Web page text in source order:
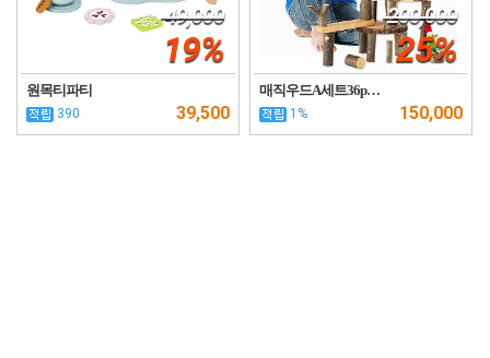
49,000
19%
원목티파티
390 39,500
200,000
25%
매직우드A세트36p…
1% 150,000